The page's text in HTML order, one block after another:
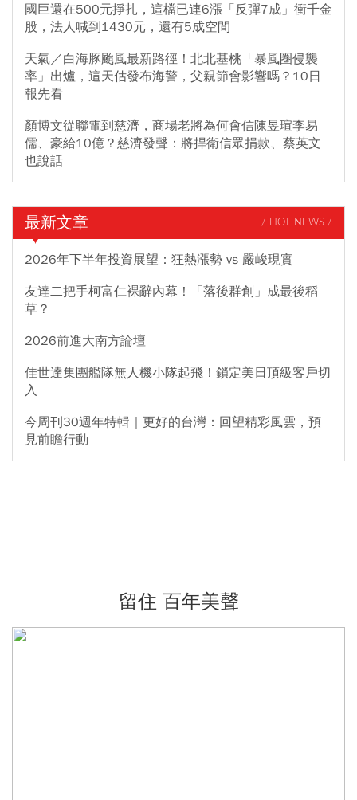
國巨還在500元掙扎，這檔已連6漲「反彈7成」衝千金
股，法人喊到1430元，還有5成空間
天氣／白海豚颱風最新路徑！北北基桃「暴風圈侵襲
率」出爐，這天估發布海警，父親節會影響嗎？10日
報先看
顏博文從聯電到慈濟，商場老將為何會信陳昱瑄李易
儒、豪給10億？慈濟發聲：將捍衛信眾捐款、蔡英文
也說話
最新文章 / HOT NEWS /
2026年下半年投資展望：狂熱漲勢 vs 嚴峻現實
友達二把手柯富仁裸辭內幕！「落後群創」成最後稻
草？
2026前進大南方論壇
佳世達集團艦隊無人機小隊起飛！鎖定美日頂級客戶切
入
今周刊30週年特輯｜更好的台灣：回望精彩風雲，預
見前瞻行動
留住 百年美聲